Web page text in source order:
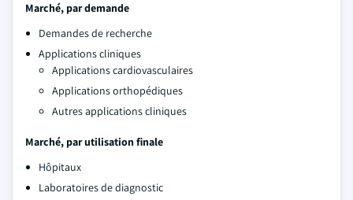
Marché, par demande
Demandes de recherche
Applications cliniques
Applications cardiovasculaires
Applications orthopédiques
Autres applications cliniques
Marché, par utilisation finale
Hôpitaux
Laboratoires de diagnostic